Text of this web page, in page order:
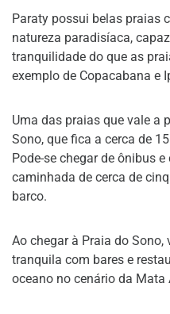
Paraty possui belas praias
natureza paradisíaca,
tranquilidade do que as
exemplo de Copacabana e
Uma das praias que vale a
Sono, que fica a cerca de
Pode-se chegar de ônibus
caminhada de cerca de
barco.
Ao chegar à Praia do
tranquila com bares e
oceano no cenário da Mata